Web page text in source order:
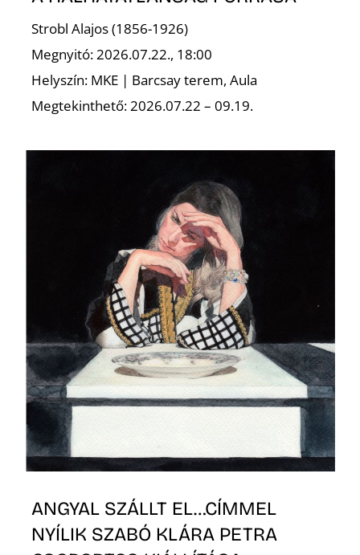
Strobl Alajos (1856-1926)
Megnyitó: 2026.07.22., 18:00
Helyszín: MKE | Barcsay terem, Aula
Megtekinthető: 2026.07.22 – 09.19.
ANGYAL SZÁLLT EL…CÍMMEL
NYÍLIK SZABÓ KLÁRA PETRA